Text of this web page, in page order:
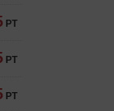
PT
PT
PT